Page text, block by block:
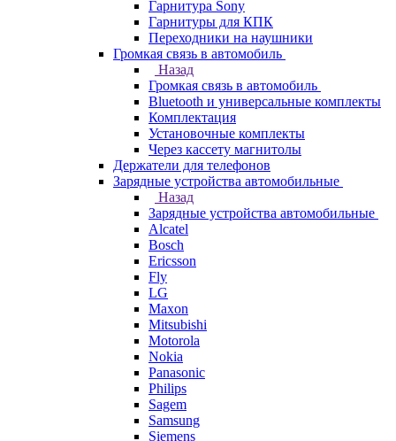
Гарнитура Sony
Гарнитуры для КПК
Переходники на наушники
Громкая связь в автомобиль
Назад
Громкая связь в автомобиль
Bluetooth и универсальные комплекты
Комплектация
Установочные комплекты
Через кассету магнитолы
Держатели для телефонов
Зарядные устройства автомобильные
Назад
Зарядные устройства автомобильные
Alcatel
Bosch
Ericsson
Fly
LG
Maxon
Mitsubishi
Motorola
Nokia
Panasonic
Philips
Sagem
Samsung
Siemens